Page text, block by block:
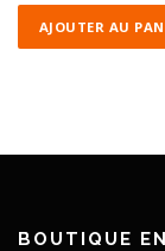
AJOUTER AU
BOUTIQUE